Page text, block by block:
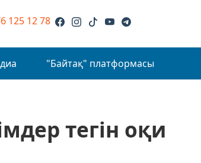
125 12 78
"Байтақ" платформасы
тегін оқи